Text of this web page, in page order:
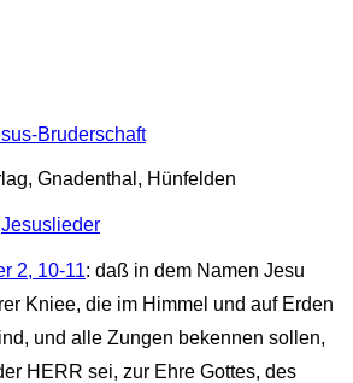
Bruderschaft
Gnadenthal, Hünfelden
Jesuslieder
2, 10-11: daß in dem Namen Jesu
Kniee, die im Himmel und auf Erden
und alle Zungen bekennen sollen,
HERR sei, zur Ehre Gottes, des